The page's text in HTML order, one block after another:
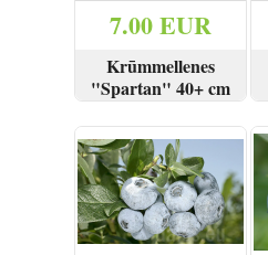
7.00 EUR
Krūmmellenes
"Spartan" 40+ cm
SKATĪT PIRKT